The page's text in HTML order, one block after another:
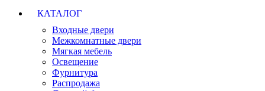
КАТАЛОГ
Входные двери
Межкомнатные двери
Мягкая мебель
Освещение
Фурнитура
Распродажа